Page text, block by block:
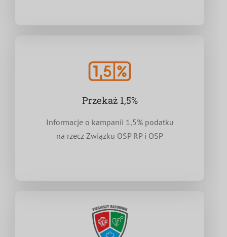
Przekaż 1,5%
Informacje o kampanii 1,5% podatku
na rzecz Związku OSP RP i OSP